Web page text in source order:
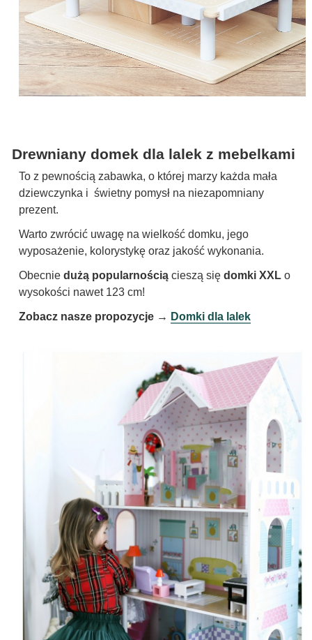
Drewniany domek dla lalek z mebelkami
To z pewnością zabawka, o której marzy każda mała
dziewczynka i świetny pomysł na niezapomniany
prezent.
Warto zwrócić uwagę na wielkość domku, jego
wyposażenie, kolorystykę oraz jakość wykonania.
Obecnie dużą popularnością cieszą się domki XXL o
wysokości nawet 123 cm!
Zobacz nasze propozycje → Domki dla lalek